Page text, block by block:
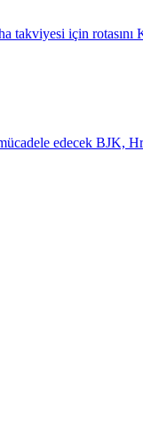
takviyesi için rotasını
edecek BJK,